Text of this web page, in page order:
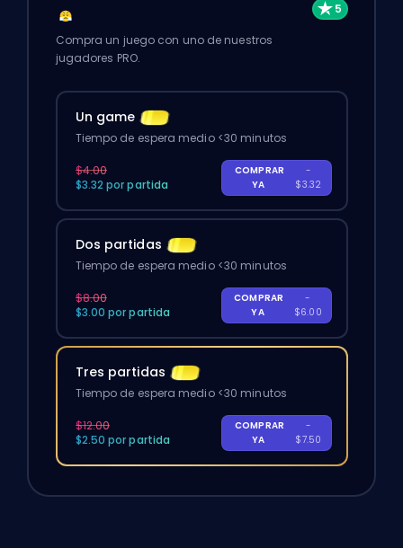
Compra un juego con uno de nuestros
jugadores PRO.
Un game
Tiempo de espera medio <30 minutos
$4.00
$3.32 por partida
COMPRAR
YA
-
$3.32
Dos partidas
Tiempo de espera medio <30 minutos
$8.00
$3.00 por partida
COMPRAR
YA
-
$6.00
Tres partidas
Tiempo de espera medio <30 minutos
$12.00
$2.50 por partida
COMPRAR
YA
-
$7.50